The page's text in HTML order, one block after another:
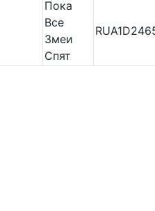
Пока
Все
Змеи
Спят